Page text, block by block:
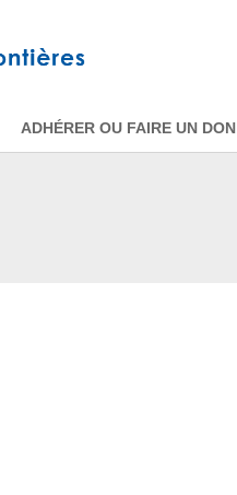
ADHÉRER OU FAIRE UN DON